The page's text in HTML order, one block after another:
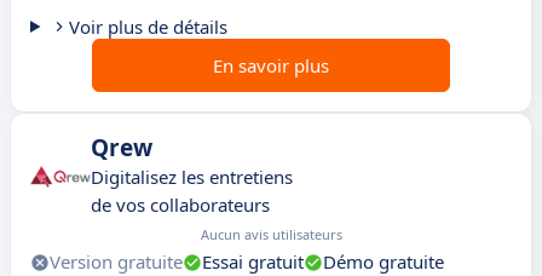
Voir plus de détails
En savoir plus
Qrew
Digitalisez les entretiens
de vos collaborateurs
Aucun avis utilisateurs
Version gratuite Essai gratuit
Démo gratuite